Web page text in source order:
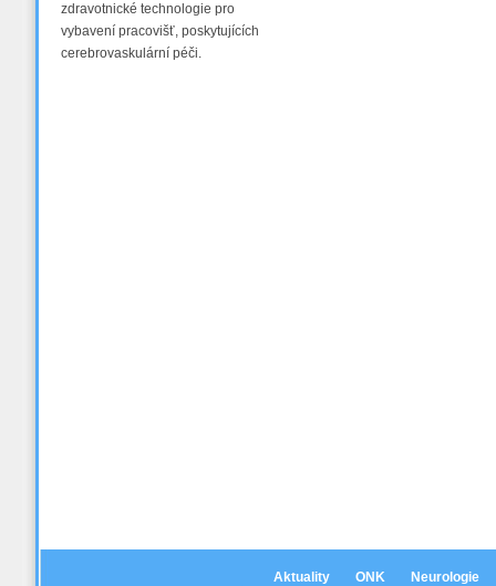
zdravotnické technologie pro
vybavení pracovišť, poskytujících
cerebrovaskulární péči.
Aktuality ONK
Neurologie